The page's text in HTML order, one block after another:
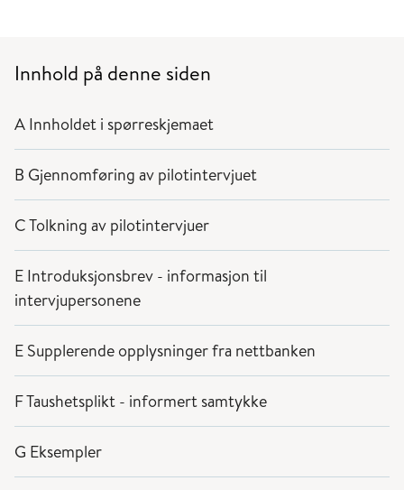
Innhold på denne siden
A Innholdet i spørreskjemaet
B Gjennomføring av pilotintervjuet
C Tolkning av pilotintervjuer
E Introduksjonsbrev - informasjon til
intervjupersonene
E Supplerende opplysninger fra nettbanken
F Taushetsplikt - informert samtykke
G Eksempler